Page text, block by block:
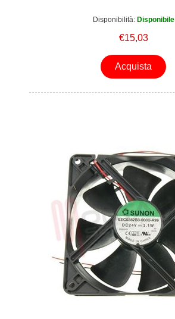
Disponibilità: Disponibile
€15,03
Acquista